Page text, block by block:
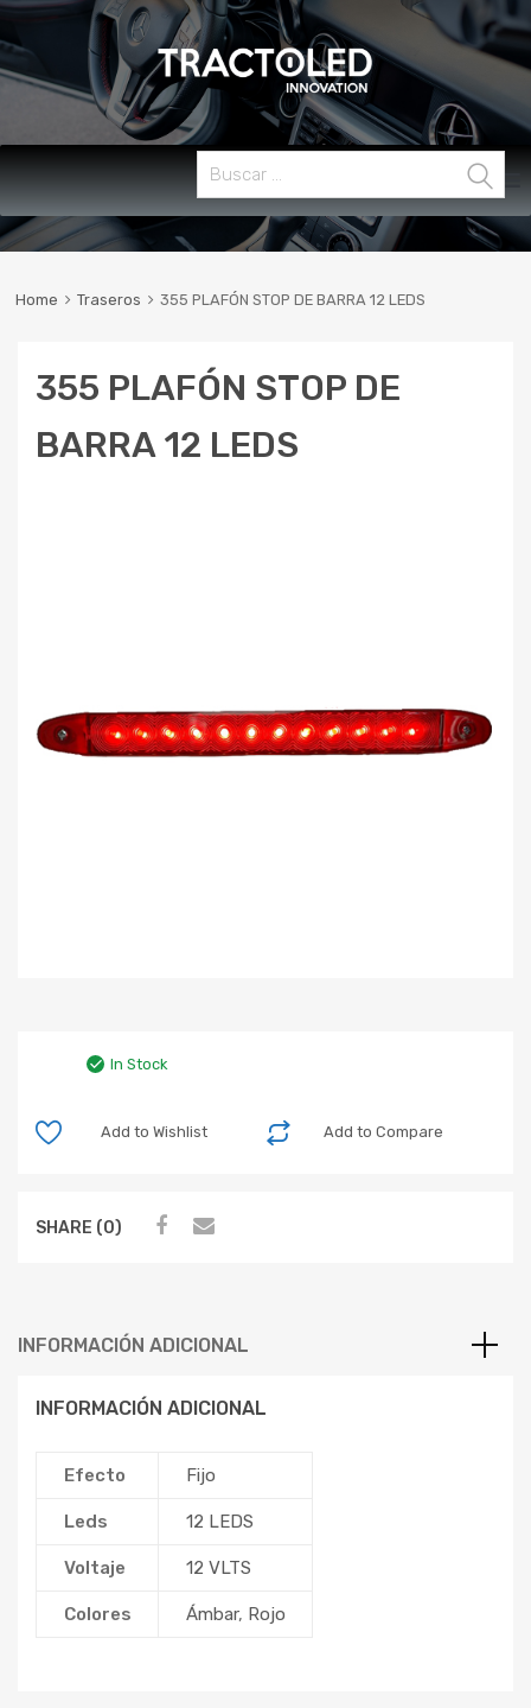
content
MENU
Buscar:
Home Traseros 355 PLAFÓN STOP DE BARRA 12 LEDS
355 PLAFÓN STOP DE
BARRA 12 LEDS
In Stock
Add to Compare
Add to Wishlist
SHARE (0)
INFORMACIÓN ADICIONAL
INFORMACIÓN ADICIONAL
Efecto Fijo
Leds 12 LEDS
Voltaje 12 VLTS
Colores Ámbar, Rojo